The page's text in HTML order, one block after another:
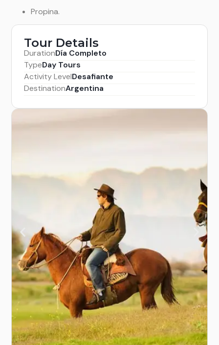
Propina.
Tour Details
DurationDía Completo
TypeDay Tours
Activity LevelDesafiante
DestinationArgentina